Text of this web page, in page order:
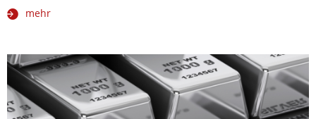
mehr